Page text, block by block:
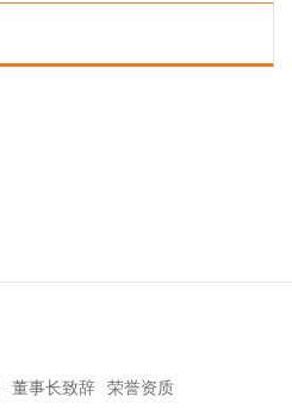
董事长致辞 荣誉资质